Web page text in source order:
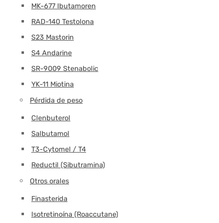
MK-677 Ibutamoren
RAD-140 Testolona
S23 Mastorin
S4 Andarine
SR-9009 Stenabolic
YK-11 Miotina
Pérdida de peso
Clenbuterol
Salbutamol
T3-Cytomel / T4
Reductil (Sibutramina)
Otros orales
Finasterida
Isotretinoína (Roaccutane)